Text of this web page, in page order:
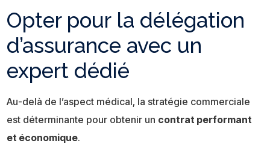
Opter pour la délégation
d’assurance avec un
expert dédié
Au-delà de l’aspect médical, la stratégie commerciale
est déterminante pour obtenir un contrat performant
et économique.